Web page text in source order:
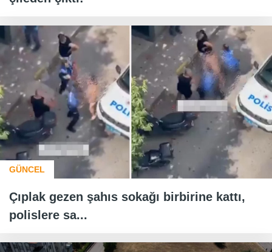
GÜNCEL
Çıplak gezen şahıs sokağı birbirine kattı,
polislere sa...